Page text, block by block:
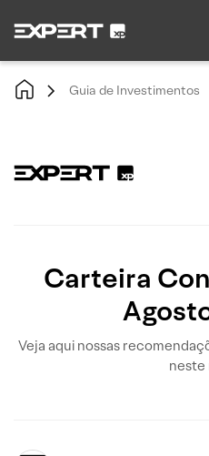
Guia de Investimentos
Carteira
Veja aqui nossas
neste